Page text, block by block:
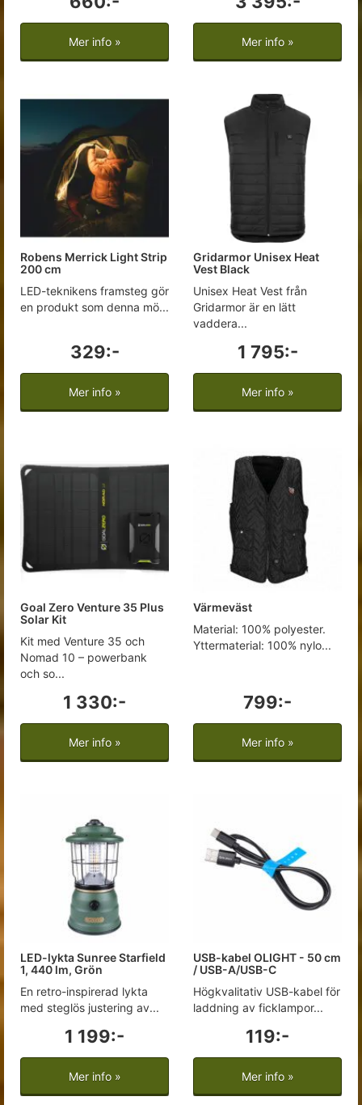
Mer info » Mer info »
Robens Merrick Light Strip
200 cm
LED-teknikens framsteg gör
en produkt som denna mö...
329:-
Mer info »
Gridarmor Unisex Heat
Vest Black
Unisex Heat Vest från
Gridarmor är en lätt
vaddera...
1 795:-
Mer info »
Goal Zero Venture 35 Plus
Solar Kit
Kit med Venture 35 och
Nomad 10 – powerbank
och so...
1 330:-
Mer info »
Värmeväst
Material: 100% polyester.
Yttermaterial: 100% nylo...
799:-
Mer info »
LED-lykta Sunree Starfield
1, 440 lm, Grön
En retro-inspirerad lykta
med steglös justering av...
1 199:-
Mer info »
USB-kabel OLIGHT - 50 cm
/ USB-A/USB-C
Högkvalitativ USB-kabel för
laddning av ficklampor...
119:-
Mer info »